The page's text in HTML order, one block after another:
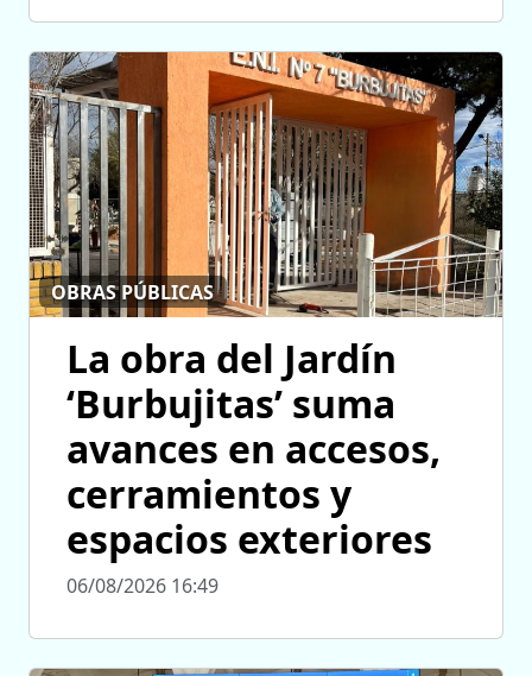
OBRAS PÚBLICAS
La obra del Jardín
‘Burbujitas’ suma
avances en accesos,
cerramientos y
espacios exteriores
06/08/2026 16:49